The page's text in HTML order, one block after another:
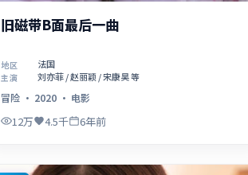
旧磁带B面最后一曲
地区 法国
主演 刘亦菲 / 赵丽颖 / 宋康昊 等
冒险 · 2020 · 电影
12万 4.5千 6年前